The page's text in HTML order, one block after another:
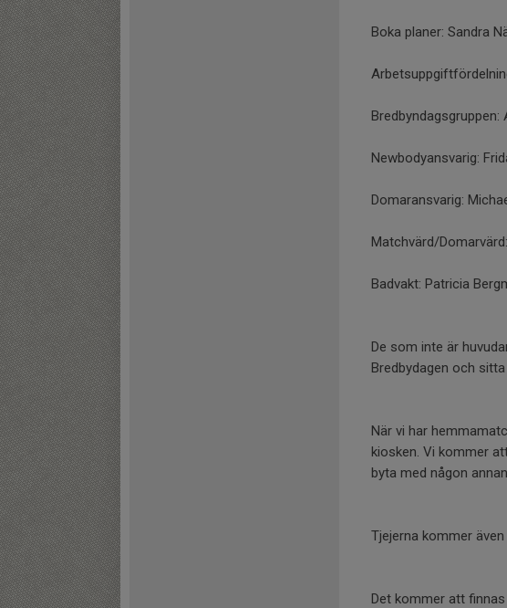
Boka planer: Sandra
Bredbyndagsgruppen:
Newbodyansvarig:
Domaransvarig:
Matchvärd/
Badvakt: Patricia
De som inte är
Bredbydagen och sitta
När vi har
kiosken. Vi kommer
byta med någon
Tjejerna kommer
Det kommer att